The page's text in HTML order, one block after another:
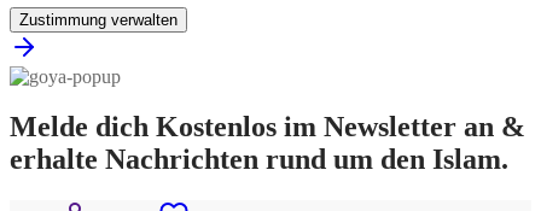
Zustimmung verwalten
Melde dich Kostenlos im Newsletter an &
erhalte Nachrichten rund um den Islam.